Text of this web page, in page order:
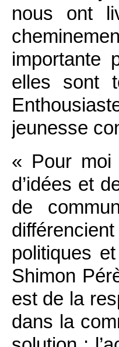
nous ont
importante
elles sont
jeunesse
« Pour moi
d’idées et
de
politiques
Shimon
est de la
dans la